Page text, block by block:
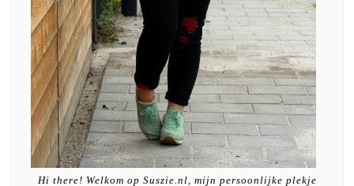
Hi there! Welkom op Suszie.nl, mijn persoonlijke plekje